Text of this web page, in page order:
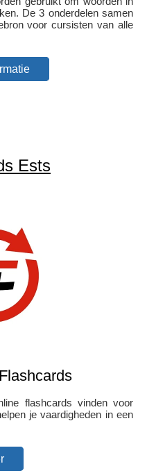
De 3 onderdelen samen
voor cursisten van alle
Ests
flashcards vinden voor
je vaardigheden in een